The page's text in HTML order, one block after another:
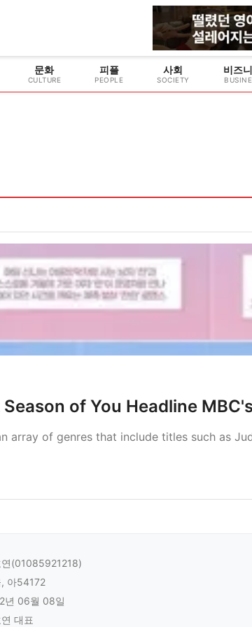
문화
CULTURE
피플
PEOPLE
사회
SOCIETY
비즈
of You Headline
array of genres that include titles such as
연(01085921218)
, 아54172
년 06월 08일
대표